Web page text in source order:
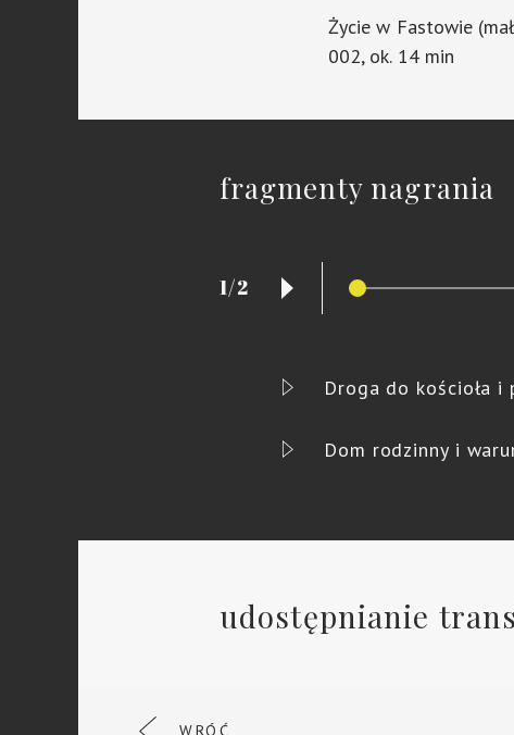
Życie w Fastowie
002, ok. 14 min
fragmenty nagrania
1/2
Droga do kościoła i
Dom rodzinny i
udostępnianie
WRÓĆ